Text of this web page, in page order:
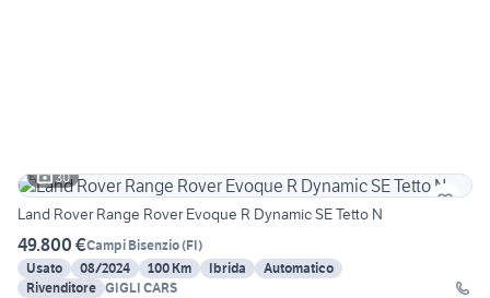
30
Land Rover Range Rover Evoque R Dynamic SE Tetto N
49.800 €Campi Bisenzio(FI)
Usato
08/2024 100 Km Ibrida
Automatico
Rivenditore GIGLI CARS